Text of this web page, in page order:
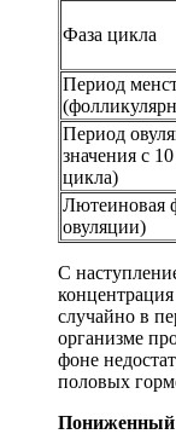
Фаза цикла
Период
Период
значения с
цикла)
Лютеиновая
овуляции)
С
случайно в
организме
фоне
половых
Пониженный